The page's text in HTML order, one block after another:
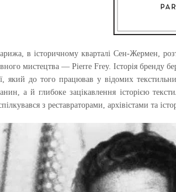
в історичному кварталі Сен-Жермен,
мистецтва — Pierre Frey. Історія бренду
який до того працював у відомих
а й глибоке зацікавлення історією
з реставраторами, архівістами та